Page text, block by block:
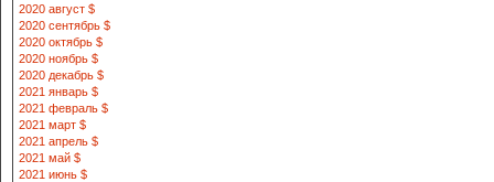
2020 август $
2020 сентябрь $
2020 октябрь $
2020 ноябрь $
2020 декабрь $
2021 январь $
2021 февраль $
2021 март $
2021 апрель $
2021 май $
2021 июнь $